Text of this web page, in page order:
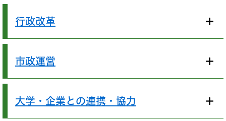
行政改革
市政運営
大学・企業との連携・協力